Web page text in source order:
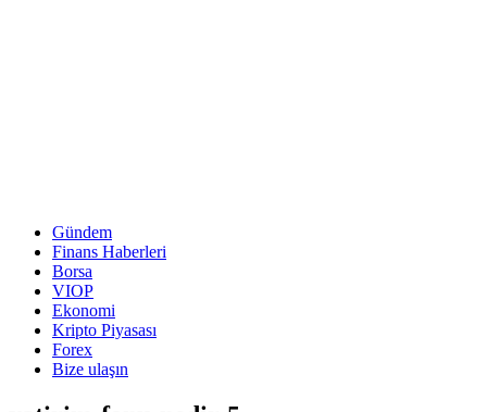
Gündem
Finans Haberleri
Borsa
VIOP
Ekonomi
Kripto Piyasası
Forex
Bize ulaşın